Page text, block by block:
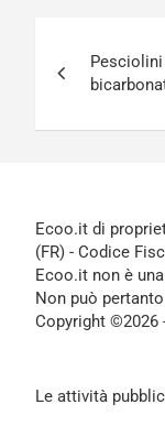
articoli
Pesciolini
Ecoo.it di
(FR) - Codice
Ecoo.it non è
Non può
Copyright ©2026
Le attività